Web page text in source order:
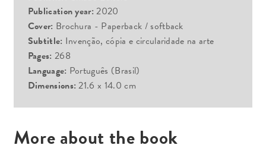
Publication year:2020
Cover: Brochura - Paperback / softback
Subtitle: Invenção, cópia e circularidade na arte
Pages: 268
Language: Português (Brasil)
Dimensions:21.6 x 14.0 cm
More about the book